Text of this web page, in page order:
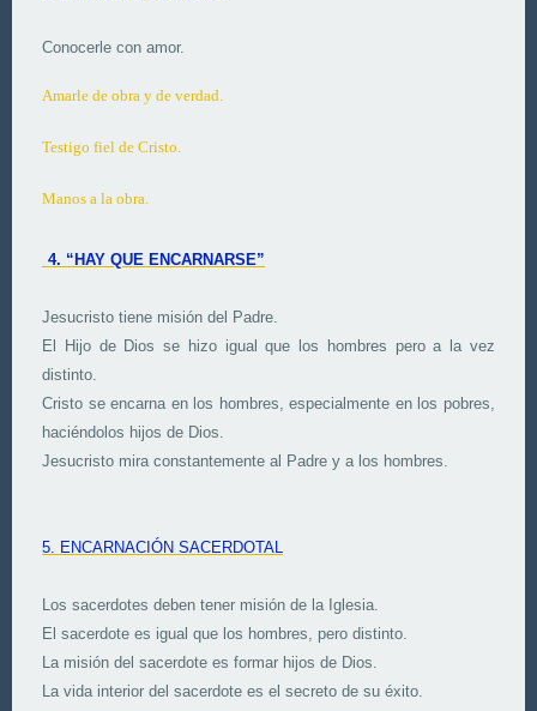
Conocerle con amor.
Amarle de obra y de verdad.
Testigo fiel de Cristo.
Manos a la obra.
4. “HAY QUE ENCARNARSE”
Jesucristo tiene misión del Padre.
El Hijo de Dios se hizo igual que los hombres pero a la vez
distinto.
Cristo se encarna en los hombres, especialmente en los pobres,
haciéndolos hijos de Dios.
Jesucristo mira constantemente al Padre y a los hombres.
5. ENCARNACIÓN SACERDOTAL
Los sacerdotes deben tener misión de la Iglesia.
El sacerdote es igual que los hombres, pero distinto.
La misión del sacerdote es formar hijos de Dios.
La vida interior del sacerdote es el secreto de su éxito.